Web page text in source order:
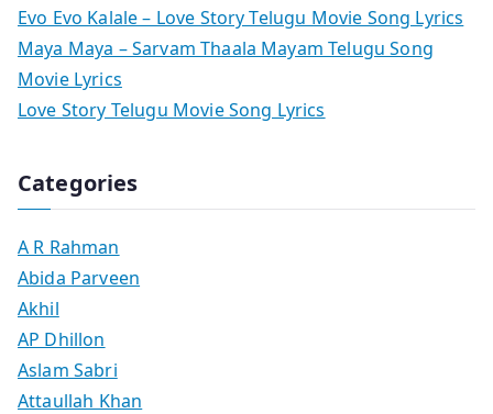
Evo Evo Kalale – Love Story Telugu Movie Song Lyrics
Maya Maya – Sarvam Thaala Mayam Telugu Song
Movie Lyrics
Love Story Telugu Movie Song Lyrics
Categories
A R Rahman
Abida Parveen
Akhil
AP Dhillon
Aslam Sabri
Attaullah Khan